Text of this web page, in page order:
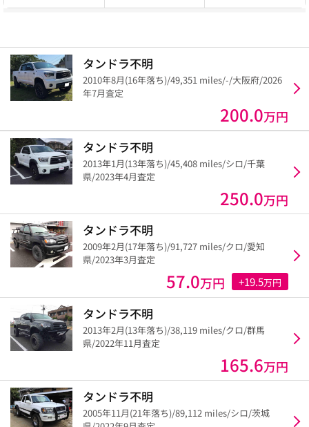
タンドラ不明
2010年8月(16年落ち)/49,351 miles/-/大阪府/2026
年7月査定
200.0万円
タンドラ不明
2013年1月(13年落ち)/45,408 miles/シロ/千葉
県/2023年4月査定
250.0万円
タンドラ不明
2009年2月(17年落ち)/91,727 miles/クロ/愛知
県/2023年3月査定
57.0万円 +19.5万円
タンドラ不明
2013年2月(13年落ち)/38,119 miles/クロ/群馬
県/2022年11月査定
165.6万円
タンドラ不明
2005年11月(21年落ち)/89,112 miles/シロ/茨城